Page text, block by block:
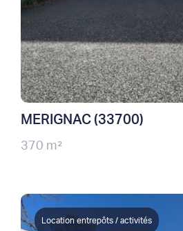
MERIGNAC (33700)
370 m²
Location entrepôts / activités